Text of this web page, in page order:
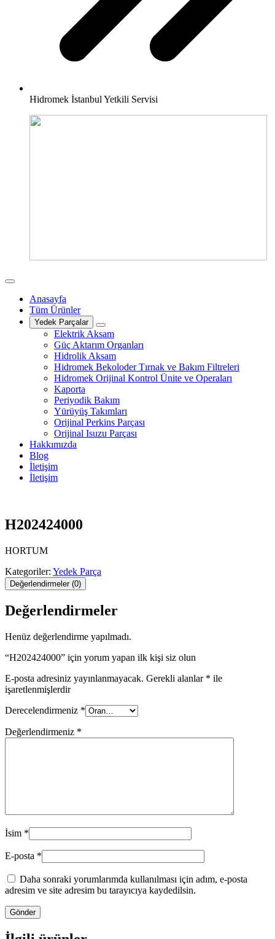
Hidromek İstanbul Yetkili Servisi
Anasayfa
Tüm Ürünler
Yedek Parçalar
Elektrik Aksam
Güç Aktarım Organları
Hidrolik Aksam
Hidromek Bekoloder Tırnak ve Bakım Filtreleri
Hidromek Orijinal Kontrol Ünite ve Operaları
Kaporta
Periyodik Bakım
Yürüyüş Takımları
Orijinal Perkins Parçası
Orijinal Isuzu Parçası
Hakkımızda
Blog
İletişim
İletişim
H202424000
HORTUM
Kategoriler: Yedek Parça
Değerlendirmeler (0)
Değerlendirmeler
Henüz değerlendirme yapılmadı.
“H202424000” için yorum yapan ilk kişi siz olun
E-posta adresiniz yayınlanmayacak. Gerekli alanlar * ile
işaretlenmişlerdir
Derecelendirmeniz *
Değerlendirmeniz *
İsim *
E-posta *
Daha sonraki yorumlarımda kullanılması için adım, e-posta
adresim ve site adresim bu tarayıcıya kaydedilsin.